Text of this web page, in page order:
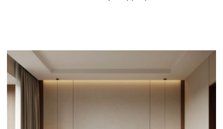
состояния.
Создание акцентных стен и арт-
объектов для привлечения внимания и
создания уникального образа.